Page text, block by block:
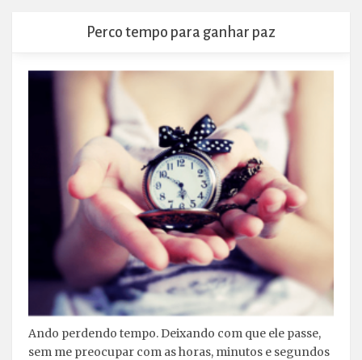
Perco tempo para ganhar paz
Ando perdendo tempo. Deixando com que ele passe,
sem me preocupar com as horas, minutos e segundos